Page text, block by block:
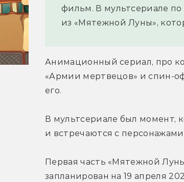
фильм. В мультсериале
из «Мятежной Луны»,
Анимационный сериал, про
«Армии мертвецов» и спин-
его.
В мультсериале был момент,
и встречаются с
Первая часть «Мятежной
запланирован на 19 апреля